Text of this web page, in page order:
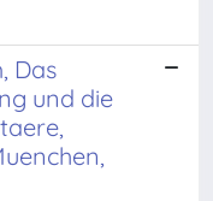
Das
und die